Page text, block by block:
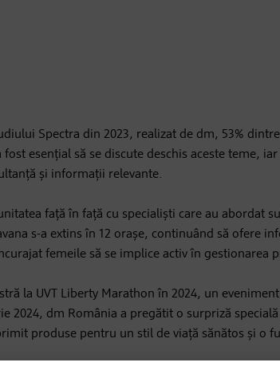
Spectra din 2023, realizat de dm, 53%
esențial să se discute deschis aceste teme, iar
și informații relevante.
față în față cu specialiști care au abordat
s-a extins în 12 orașe, continuând să ofere
femeile să se implice activ în gestionarea
la UVT Liberty Marathon în 2024, un
2024, dm România a pregătit o surpriză
produse pentru un stil de viață sănătos și o